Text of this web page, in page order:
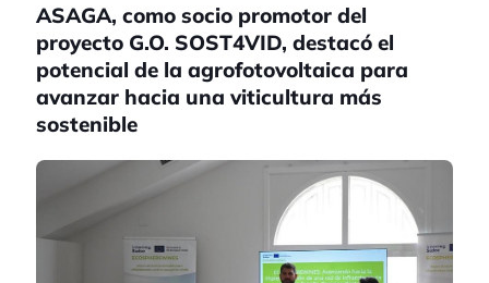
ASAGA, como socio promotor del
proyecto G.O. SOST4VID, destacó el
potencial de la agrofotovoltaica para
avanzar hacia una viticultura más
sostenible